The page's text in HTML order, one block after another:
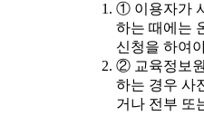
① 이용자가
하는 때에는
신청을 하여
② 교육정보
하는 경우 사
거나 전부 또